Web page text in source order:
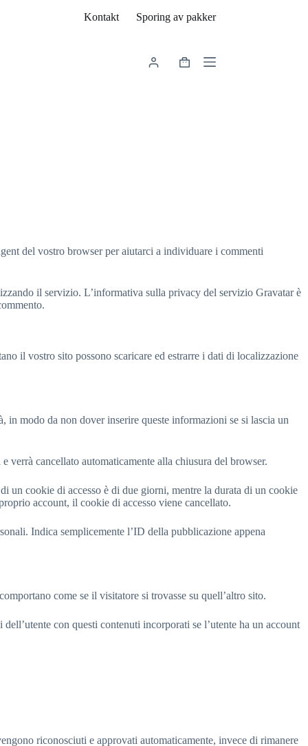
Kontakt Sporing av pakker
Handlekurv
del vostro browser per aiutarci a individuare i commenti
il servizio. L’informativa sulla privacy del servizio Gravatar è
il vostro sito possono scaricare ed estrarre i dati di localizzazione
modo da non dover inserire queste informazioni se si lascia un
verrà cancellato automaticamente alla chiusura del browser.
un cookie di accesso è di due giorni, mentre la durata di un cookie
account, il cookie di accesso viene cancellato.
Indica semplicemente l’ID della pubblicazione appena
come se il visitatore si trovasse su quell’altro sito.
con questi contenuti incorporati se l’utente ha un account
riconosciuti e approvati automaticamente, invece di rimanere